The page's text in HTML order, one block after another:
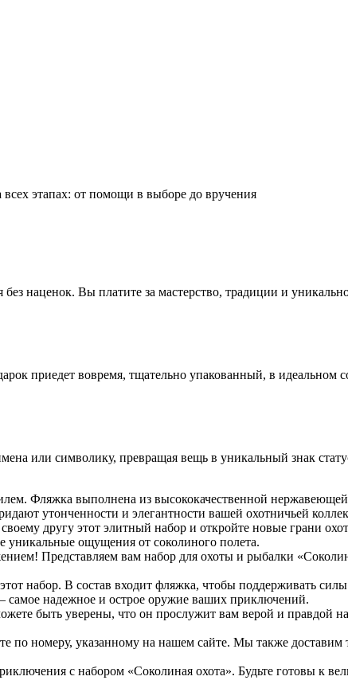
этапах: от помощи в выборе до вручения
наценок. Вы платите за мастерство, традиции и
приедет вовремя, тщательно упакованный, в идеальном
или символику, превращая вещь в уникальный знак
Фляжка выполнена из высококачественной
утонченности и элегантности вашей охотничьей
другу этот элитный набор и откройте новые грани
уникальные ощущения от соколиного полета.
Представляем вам набор для охоты и рыбалки
набор. В состав входит фляжка, чтобы поддерживать
надежное и острое оружие ваших приключений.
быть уверены, что он прослужит вам верой и правдой
по номеру, указанному на нашем сайте. Мы также
с набором «Соколиная охота». Будьте готовы к